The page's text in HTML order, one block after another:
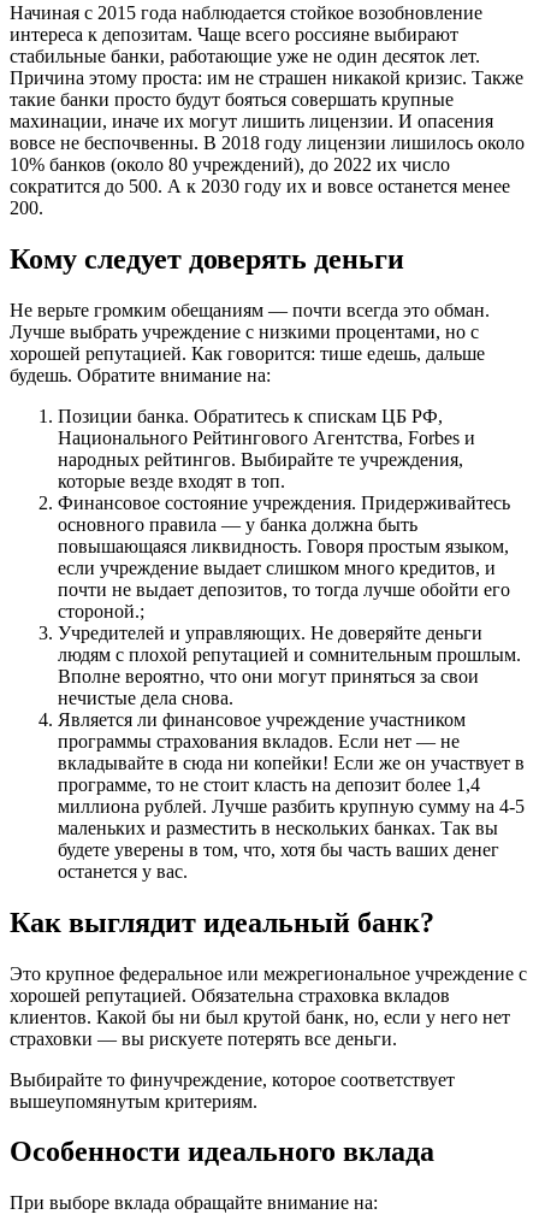
Начиная с 2015 года наблюдается стойкое возобновление
интереса к депозитам. Чаще всего россияне выбирают
стабильные банки, работающие уже не один десяток лет.
Причина этому проста: им не страшен никакой кризис. Также
такие банки просто будут бояться совершать крупные
махинации, иначе их могут лишить лицензии. И опасения
вовсе не беспочвенны. В 2018 году лицензии лишилось около
10% банков (около 80 учреждений), до 2022 их число
сократится до 500. А к 2030 году их и вовсе останется менее
200.
Кому следует доверять деньги
Не верьте громким обещаниям — почти всегда это обман.
Лучше выбрать учреждение с низкими процентами, но с
хорошей репутацией. Как говорится: тише едешь, дальше
будешь. Обратите внимание на:
Позиции банка. Обратитесь к спискам ЦБ РФ,
Национального Рейтингового Агентства, Forbes и
народных рейтингов. Выбирайте те учреждения,
которые везде входят в топ.
Финансовое состояние учреждения. Придерживайтесь
основного правила — у банка должна быть
повышающаяся ликвидность. Говоря простым языком,
если учреждение выдает слишком много кредитов, и
почти не выдает депозитов, то тогда лучше обойти его
стороной.;
Учредителей и управляющих. Не доверяйте деньги
людям с плохой репутацией и сомнительным прошлым.
Вполне вероятно, что они могут приняться за свои
нечистые дела снова.
Является ли финансовое учреждение участником
программы страхования вкладов. Если нет — не
вкладывайте в сюда ни копейки! Если же он участвует в
программе, то не стоит класть на депозит более 1,4
миллиона рублей. Лучше разбить крупную сумму на 4-5
маленьких и разместить в нескольких банках. Так вы
будете уверены в том, что, хотя бы часть ваших денег
останется у вас.
Как выглядит идеальный банк?
Это крупное федеральное или межрегиональное учреждение с
хорошей репутацией. Обязательна страховка вкладов
клиентов. Какой бы ни был крутой банк, но, если у него нет
страховки — вы рискуете потерять все деньги.
Выбирайте то финучреждение, которое соответствует
вышеупомянутым критериям.
Особенности идеального вклада
При выборе вклада обращайте внимание на: